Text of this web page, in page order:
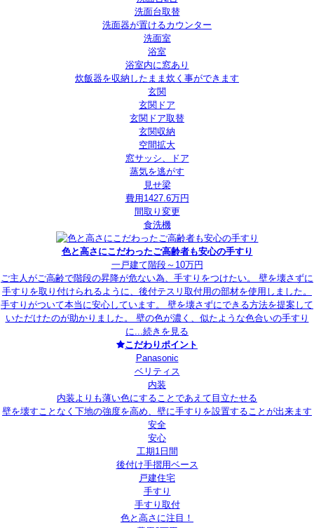
洗面台取替
洗面器が置けるカウンター
洗面室
浴室
浴室内に窓あり
炊飯器を収納したまま炊く事ができます
玄関
玄関ドア
玄関ドア取替
玄関収納
空間拡大
窓サッシ、ドア
蒸気を逃がす
見せ梁
費用1427.6万円
間取り変更
食洗機
色と高さにこだわったご高齢者も安心の手すり
一戸建て階段～10万円
ご主人がご高齢で階段の昇降が危ない為、手すりをつけたい。 壁を壊さずに
手すりを取り付けられるように、後付テスリ取付用の部材を使用しました。
手すりがついて本当に安心しています。 壁を壊さずにできる方法を提案して
いただけたのが助かりました。 壁の色が濃く、似たような色合いの手すり
に...続きを見る
こだわりポイント
Panasonic
ベリティス
内装
内装よりも薄い色にすることであえて目立たせる
壁を壊すことなく下地の強度を高め、壁に手すりを設置することが出来ます
安全
安心
工期1日間
後付け手摺用ベース
戸建住宅
手すり
手すり取付
色と高さに注目！